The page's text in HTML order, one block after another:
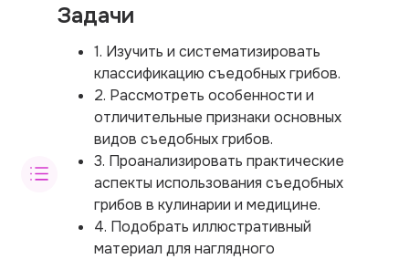
Задачи
1. Изучить и систематизировать
классификацию съедобных грибов.
2. Рассмотреть особенности и
отличительные признаки основных
видов съедобных грибов.
3. Проанализировать практические
аспекты использования съедобных
грибов в кулинарии и медицине.
4. Подобрать иллюстративный
материал для наглядного